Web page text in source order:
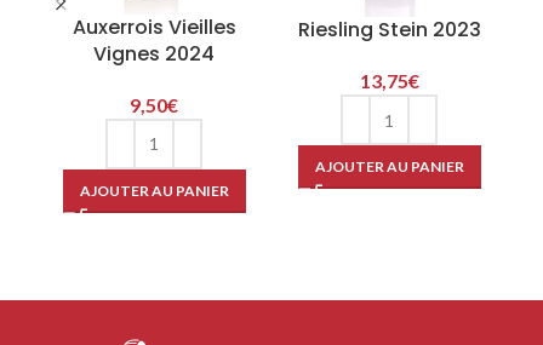
Auxerrois Vieilles
Vignes 2024
9,50€
AJOUTER AU PANIER
Riesling Stein 2023
13,75€
AJOUTER AU PANIER